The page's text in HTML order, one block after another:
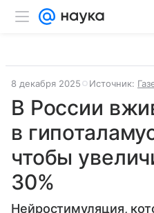
8 декабря 2025 Источник:
В России
в
чтобы
30%
Нейростимуляция,